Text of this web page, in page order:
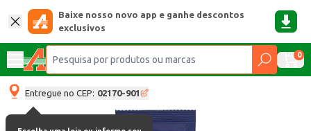
Baixe nosso novo app e ganhe descontos
exclusivos
0
Entregue no CEP: 02170-901